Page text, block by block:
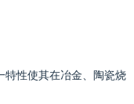
特性使其在冶金、陶瓷烧